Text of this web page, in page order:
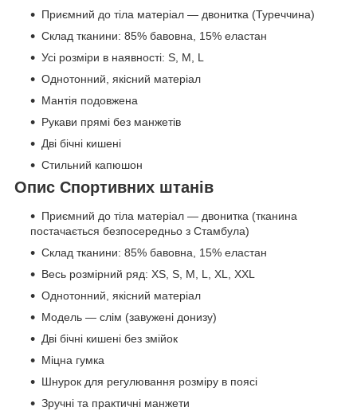
Приємний до тіла матеріал — двонитка (Туреччина)
Склад тканини: 85% бавовна, 15% еластан
Усі розміри в наявності: S, M, L
Однотонний, якісний матеріал
Мантія подовжена
Рукави прямі без манжетів
Дві бічні кишені
Стильний капюшон
Опис Спортивних штанів
Приємний до тіла матеріал — двонитка (тканина
постачається безпосередньо з Стамбула)
Склад тканини: 85% бавовна, 15% еластан
Весь розмірний ряд: XS, S, M, L, XL, XXL
Однотонний, якісний матеріал
Модель — слім (завужені донизу)
Дві бічні кишені без змійок
Міцна гумка
Шнурок для регулювання розміру в поясі
Зручні та практичні манжети